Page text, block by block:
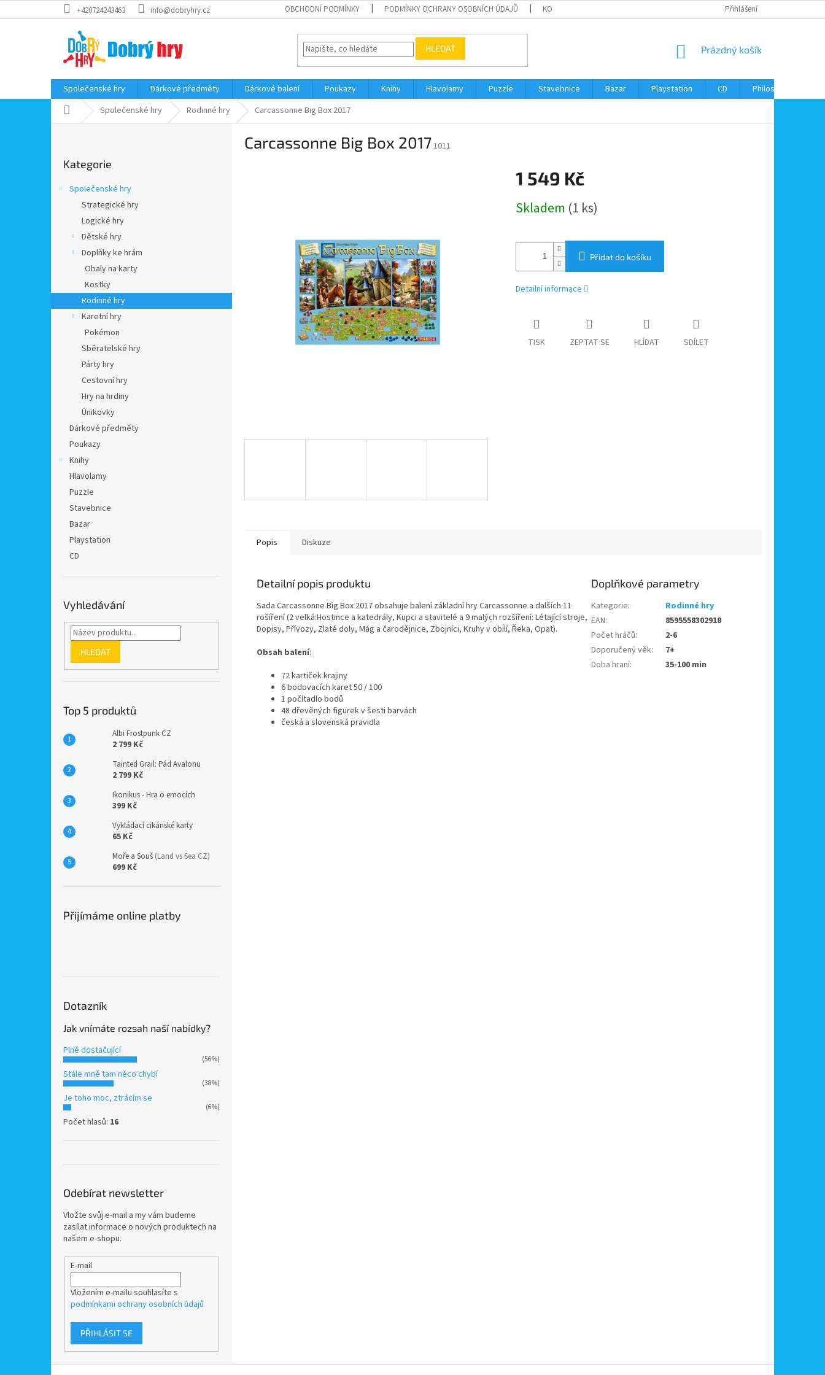
na
+420724243463 info@dobryhry.cz OBCHODNÍ PODMÍNKY PODMÍNKY OCHRANY OSOBNÍCH ÚDAJŮ KONTAKTY Přihlášení
HLEDAT
NÁKUPNÍ
Prázdný košík
Společenské hry Dárkové předměty Dárkové balení Poukazy Knihy Hlavolamy Puzzle Stavebnice Bazar Playstation CD Philos
Domů Společenské hry Rodinné hry Carcassonne Big Box 2017
e
l
kategorie
Kategorie
Společenské hry
Strategické hry
Logické hry
Dětské hry
Doplňky ke hrám
Obaly na karty
Kostky
Rodinné hry
Karetní hry
Pokémon
Sběratelské hry
Párty hry
Cestovní hry
Hry na hrdiny
Únikovky
Dárkové předměty
Poukazy
Knihy
Hlavolamy
Puzzle
Stavebnice
Bazar
Playstation
CD
Vyhledávání
HLEDAT
Top 5 produktů
Albi Frostpunk CZ
2 799 Kč
Tainted Grail: Pád Avalonu
2 799 Kč
Ikonikus - Hra o emocích
399 Kč
Vykládací cikánské karty
65 Kč
Moře a Souš (Land vs Sea CZ)
699 Kč
Přijímáme online platby
Dotazník
Jak vnímáte rozsah naší nabídky?
Plně dostačující
(56%)
Stále mně tam něco chybí
(38%)
Je toho moc, ztrácím se
(6%)
Počet hlasů: 16
Odebírat newsletter
Vložte svůj e-mail a my vám budeme
zasílat informace o nových produktech na
našem e-shopu.
E-mail
Vložením e-mailu souhlasíte s
podmínkami ochrany osobních údajů
PŘIHLÁSIT SE
Carcassonne Big Box 20171011
1 549 Kč
cena:
Skladem (1 ks)
Přidat do košíku
Detailní informace
TISK ZEPTAT SE HLÍDAT SDÍLET
Popis Diskuze
Detailní popis produktu
Sada Carcassonne Big Box 2017 obsahuje balení základní hry Carcassonne a dalších 11
rošíření (2 velká:Hostince a katedrály, Kupci a stavitelé a 9 malých rozšíření: Létající stroje,
Dopisy, Přívozy, Zlaté doly, Mág a čarodějnice, Zbojníci, Kruhy v obilí, Řeka, Opat).
Obsah balení:
72 kartiček krajiny
6 bodovacích karet 50 / 100
1 počítadlo bodů
48 dřevěných figurek v šesti barvách
česká a slovenská pravidla
Doplňkové parametry
Kategorie:
Rodinné hry
EAN:
8595558302918
Počet hráčů:
2-6
Doporučený věk:
7+
Doba hraní: 35-100 min